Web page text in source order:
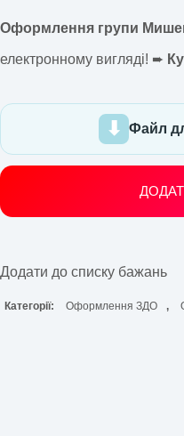
Оформлення групи
електронному вигляді! ➨
Файл
Додати до списку бажань
Категорії: Оформлення ЗДО ,